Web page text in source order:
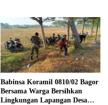
Babinsa Koramil 0810/02 Bagor
Bersama Warga Bersihkan
Lingkungan Lapangan Desa